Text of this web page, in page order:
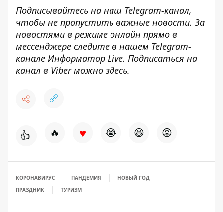
Подписывайтесь на наш Telegram-канал,
чтобы не пропустить важные новости. За
новостями в режиме онлайн прямо в
мессенджере следите в нашем Telegram-
канале Информатор Live. Подписаться на
канал в Viber можно здесь.
👍 🔥 ♥ 😭 😆 😡
КОРОНАВИРУС ПАНДЕМИЯ
НОВЫЙ ГОД
ПРАЗДНИК
ТУРИЗМ